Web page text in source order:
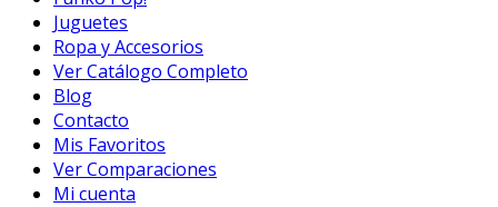
Juguetes
Ropa y Accesorios
Ver Catálogo Completo
Blog
Contacto
Mis Favoritos
Ver Comparaciones
Mi cuenta